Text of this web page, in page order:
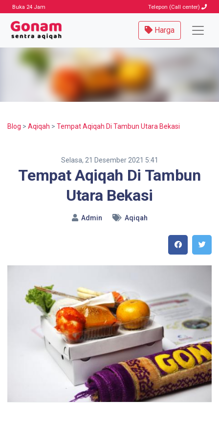
Buka 24 Jam Telepon (Call center)
Harga
Blog > Aqiqah > Tempat Aqiqah Di Tambun Utara Bekasi
Selasa, 21 Desember 2021 5:41
Tempat Aqiqah Di Tambun
Utara Bekasi
Admin Aqiqah